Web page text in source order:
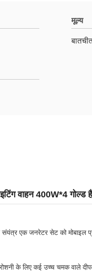
मूल्य
वाहन 400W*4
एक जनरेटर सेट को मोबाइल
के लिए कई उच्च चमक वाले